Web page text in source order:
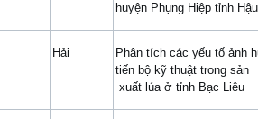
huyện Phụng Hiệp tỉnh
Hải
Phân tích các yếu tố ảnh
tiến bộ kỹ thuật trong sản
xuất lúa ở tỉnh Bạc Liêu